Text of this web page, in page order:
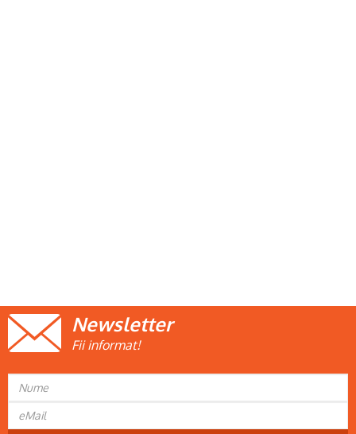
Newsletter
Fii informat!